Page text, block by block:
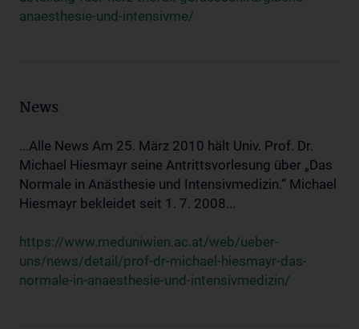
anaesthesie-und-intensivme/
News
...Alle News Am 25. März 2010 hält Univ. Prof. Dr.
Michael Hiesmayr seine Antrittsvorlesung über „Das
Normale in Anästhesie und Intensivmedizin.“ Michael
Hiesmayr bekleidet seit 1. 7. 2008...
https://www.meduniwien.ac.at/web/ueber-
uns/news/detail/prof-dr-michael-hiesmayr-das-
normale-in-anaesthesie-und-intensivmedizin/